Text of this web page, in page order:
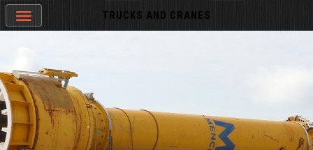
TRUCKS AND CRANES